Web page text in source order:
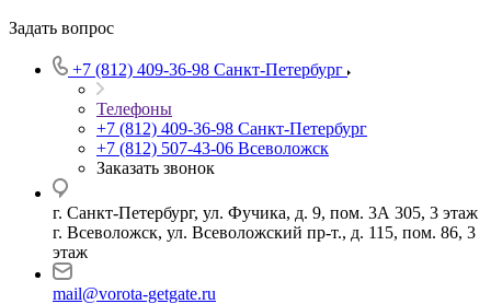
Задать вопрос
+7 (812) 409-36-98 Санкт-Петербург
Телефоны
+7 (812) 409-36-98 Санкт-Петербург
+7 (812) 507-43-06 Всеволожск
Заказать звонок
г. Санкт-Петербург, ул. Фучика, д. 9, пом. 3А 305, 3 этаж
г. Всеволожск, ул. Всеволожский пр-т., д. 115, пом. 86, 3
этаж
mail@vorota-getgate.ru